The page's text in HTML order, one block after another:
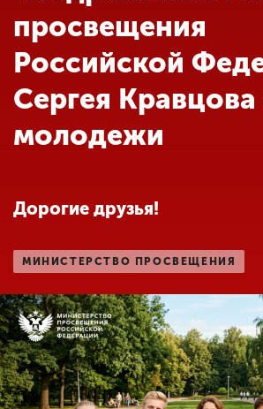
Абитуриенту
Обучение
Наука
Международная
деятельность
деятельности
Студенческая жизнь
просвещения
Российской
Сергея
молодежи
Дорогие друзья!
МИНИСТЕРСТВО ПРОСВЕЩЕНИЯ